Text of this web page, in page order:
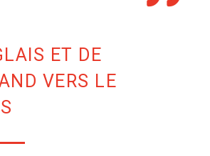
ET DE
VERS LE